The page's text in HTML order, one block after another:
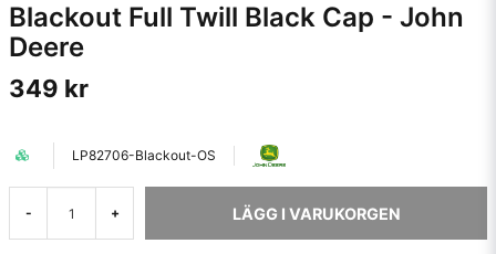
Blackout Full Twill Black Cap - John
Deere
349 kr
LP82706-Blackout-OS
- + LÄGG I VARUKORGEN